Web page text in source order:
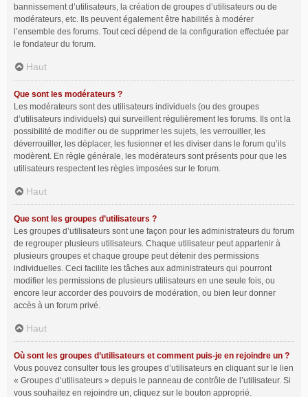
bannissement d’utilisateurs, la création de groupes d’utilisateurs ou de
modérateurs, etc. Ils peuvent également être habilités à modérer
l’ensemble des forums. Tout ceci dépend de la configuration effectuée par
le fondateur du forum.
Haut
Que sont les modérateurs ?
Les modérateurs sont des utilisateurs individuels (ou des groupes
d’utilisateurs individuels) qui surveillent régulièrement les forums. Ils ont la
possibilité de modifier ou de supprimer les sujets, les verrouiller, les
déverrouiller, les déplacer, les fusionner et les diviser dans le forum qu’ils
modèrent. En règle générale, les modérateurs sont présents pour que les
utilisateurs respectent les règles imposées sur le forum.
Haut
Que sont les groupes d’utilisateurs ?
Les groupes d’utilisateurs sont une façon pour les administrateurs du forum
de regrouper plusieurs utilisateurs. Chaque utilisateur peut appartenir à
plusieurs groupes et chaque groupe peut détenir des permissions
individuelles. Ceci facilite les tâches aux administrateurs qui pourront
modifier les permissions de plusieurs utilisateurs en une seule fois, ou
encore leur accorder des pouvoirs de modération, ou bien leur donner
accès à un forum privé.
Haut
Où sont les groupes d’utilisateurs et comment puis-je en rejoindre un ?
Vous pouvez consulter tous les groupes d’utilisateurs en cliquant sur le lien
« Groupes d’utilisateurs » depuis le panneau de contrôle de l’utilisateur. Si
vous souhaitez en rejoindre un, cliquez sur le bouton approprié.